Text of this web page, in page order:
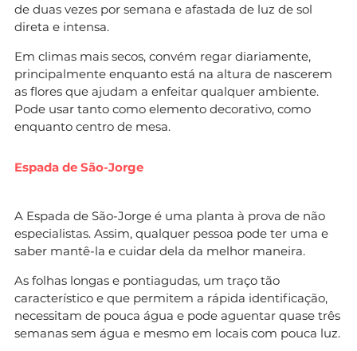
de duas vezes por semana e afastada de luz de sol
direta e intensa.
Em climas mais secos, convém regar diariamente,
principalmente enquanto está na altura de nascerem
as flores que ajudam a enfeitar qualquer ambiente.
Pode usar tanto como elemento decorativo, como
enquanto centro de mesa.
Espada de São-Jorge
A Espada de São-Jorge é uma planta à prova de não
especialistas. Assim, qualquer pessoa pode ter uma e
saber mantê-la e cuidar dela da melhor maneira.
As folhas longas e pontiagudas, um traço tão
característico e que permitem a rápida identificação,
necessitam de pouca água e pode aguentar quase três
semanas sem água e mesmo em locais com pouca luz.